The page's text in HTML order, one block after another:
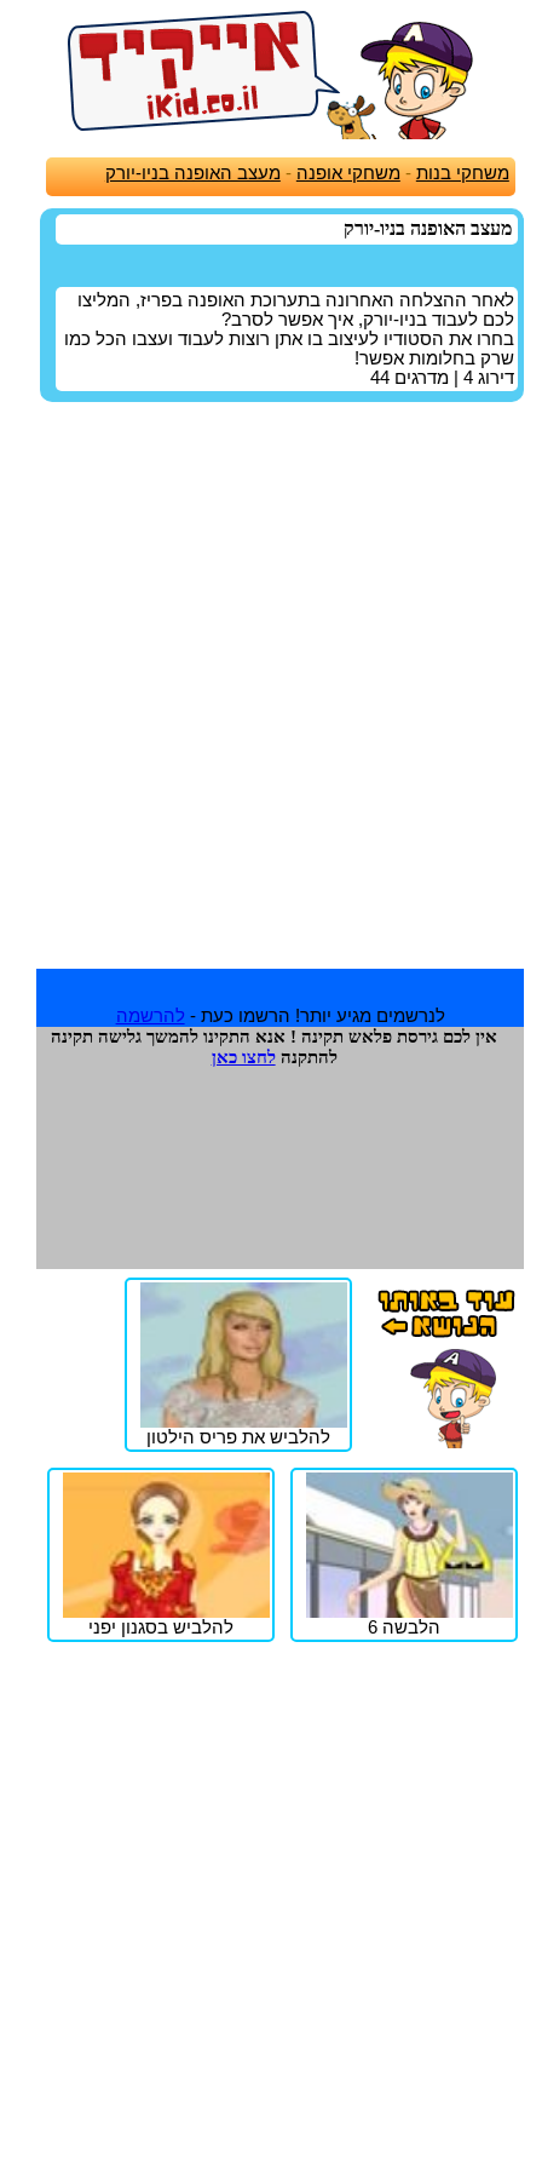
משחקי בנות -משחקי אופנה -מעצב האופנה בניו-יורק
מעצב האופנה בניו-יורק
לאחר ההצלחה האחרונה בתערוכת האופנה בפריז, המליצו
לכם לעבוד בניו-יורק, איך אפשר לסרב?
בחרו את הסטודיו לעיצוב בו אתן רוצות לעבוד ועצבו הכל כמו
שרק בחלומות אפשר!
דירוג 4 | מדרגים 44
לנרשמים מגיע יותר! הרשמו כעת - להרשמה
אין לכם גירסת פלאש תקינה ! אנא התקינו להמשך גלישה תקינה
להתקנהלחצו כאן
להלביש את פריס הילטון
הלבשה 6 להלביש בסגנון יפני